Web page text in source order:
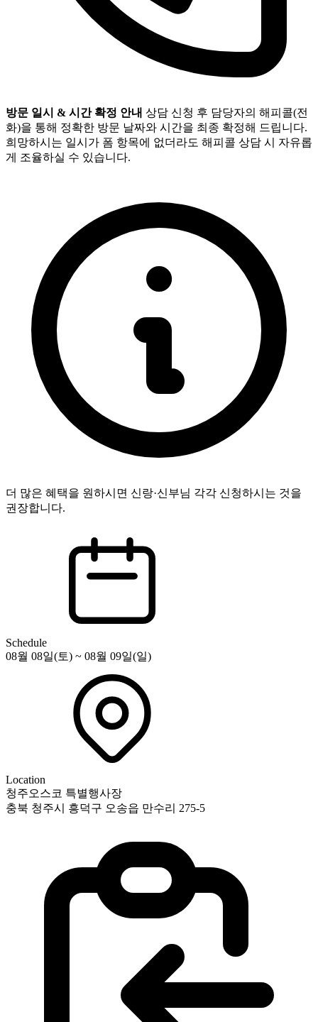
방문 일시 & 시간 확정 안내 상담 신청 후 담당자의 해피콜(전
화)을 통해 정확한 방문 날짜와 시간을 최종 확정해 드립니다.
희망하시는 일시가 폼 항목에 없더라도 해피콜 상담 시 자유롭
게 조율하실 수 있습니다.
더 많은 혜택을 원하시면 신랑·신부님 각각 신청하시는 것을
권장합니다.
Schedule
08월 08일(토) ~ 08월 09일(일)
Location
청주오스코 특별행사장
충북 청주시 흥덕구 오송읍 만수리 275-5